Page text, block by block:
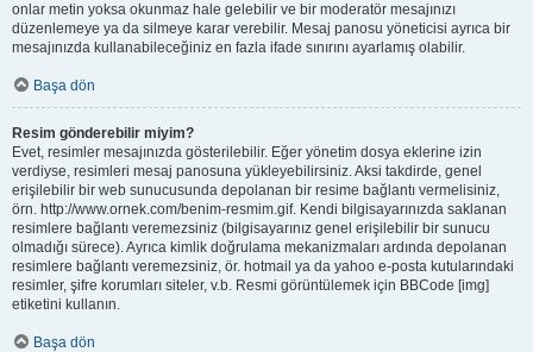
onlar metin yoksa okunmaz hale gelebilir ve bir moderatör mesajınızı
düzenlemeye ya da silmeye karar verebilir. Mesaj panosu yöneticisi ayrıca bir
mesajınızda kullanabileceğiniz en fazla ifade sınırını ayarlamış olabilir.
Başa dön
Resim gönderebilir miyim?
Evet, resimler mesajınızda gösterilebilir. Eğer yönetim dosya eklerine izin
verdiyse, resimleri mesaj panosuna yükleyebilirsiniz. Aksi takdirde, genel
erişilebilir bir web sunucusunda depolanan bir resime bağlantı vermelisiniz,
örn. http://www.ornek.com/benim-resmim.gif. Kendi bilgisayarınızda saklanan
resimlere bağlantı veremezsiniz (bilgisayarınız genel erişilebilir bir sunucu
olmadığı sürece). Ayrıca kimlik doğrulama mekanizmaları ardında depolanan
resimlere bağlantı veremezsiniz, ör. hotmail ya da yahoo e-posta kutularındaki
resimler, şifre korumları siteler, v.b. Resmi görüntülemek için BBCode [img]
etiketini kullanın.
Başa dön